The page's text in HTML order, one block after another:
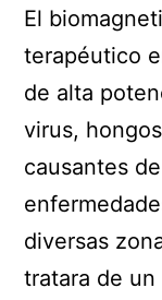
El
terapéutico
de alta
virus,
causantes
diversas
tratara de un